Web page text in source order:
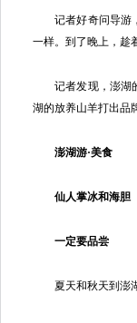
记者好奇问导游，
一样。到了晚上，趁
记者发现，澎湖的
湖的放养山羊打出品
澎湖游·美食
仙人掌冰和海胆
一定要品尝
夏天和秋天到澎湖